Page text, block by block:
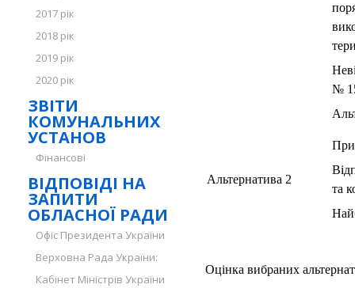
2017 рік
2018 рік
2019 рік
2020 рік
ЗВІТИ
КОМУНАЛЬНИХ
УСТАНОВ
Фінансові
ВІДПОВІДІ НА
ЗАПИТИ
ОБЛАСНОЇ РАДИ
Офіс Президента України
Верховна Рада України:
Кабінет Міністрів України
№
Альтернатива 2
та
Оцінка вибраних